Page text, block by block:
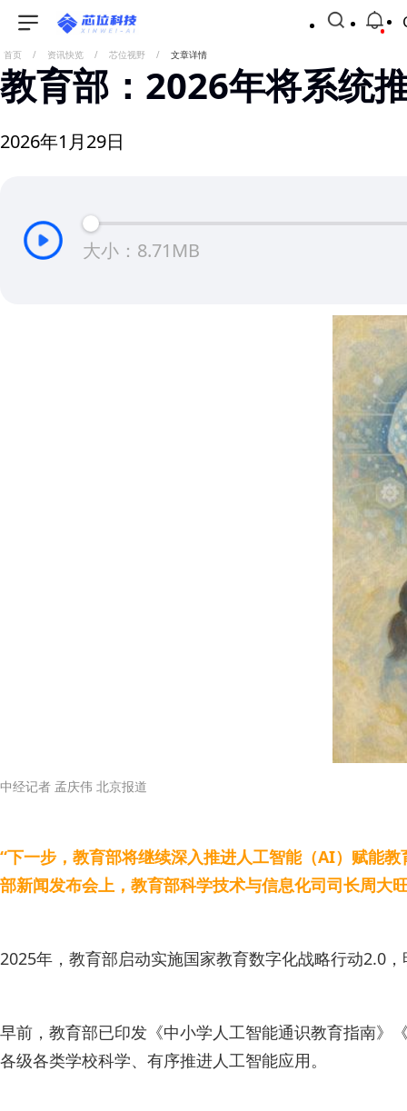
首页 / 资讯快览 / 芯位视野 / 文章详情
教育部：2026年将系统
2026年1月29日
大小：8.71MB
中经记者 孟庆伟 北京报道
“下一步，教育部将继续深入推进人工智能（AI）赋能
部新闻发布会上，教育部科学技术与信息化司司长周大
2025年，教育部启动实施国家教育数字化战略行动2.0
早前，教育部已印发《中小学人工智能通识教育指南》
各级各类学校科学、有序推进人工智能应用。